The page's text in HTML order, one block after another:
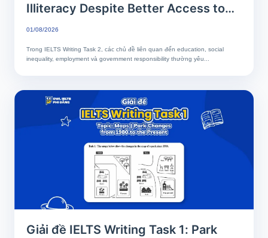
Illiteracy Despite Better Access to
Education | Phân tích chi tiết & Bài
01/08/2026
Trong IELTS Writing Task 2, các chủ đề liên quan đến education, social
inequality, employment và government responsibility thường yêu...
Giải đề IELTS Writing Task 1: Park